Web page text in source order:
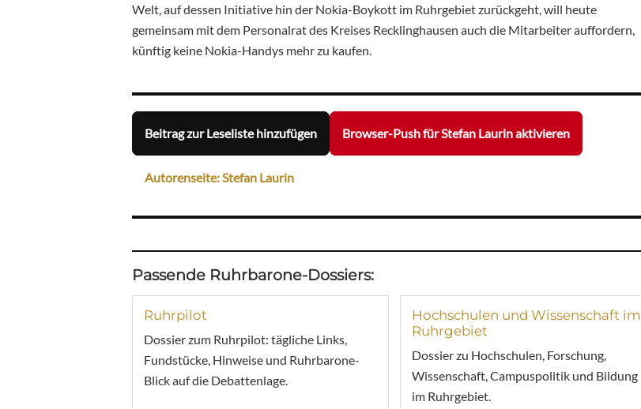
Welt, auf dessen Initiative hin der Nokia-Boykott im Ruhrgebiet zurückgeht, will heute
gemeinsam mit dem Personalrat des Kreises Recklinghausen auch die Mitarbeiter auffordern,
künftig keine Nokia-Handys mehr zu kaufen.
Beitrag zur Leseliste hinzufügen Browser-Push für Stefan Laurin aktivieren
Autorenseite: Stefan Laurin
Passende Ruhrbarone-Dossiers:
Ruhrpilot
Dossier zum Ruhrpilot: tägliche Links,
Fundstücke, Hinweise und Ruhrbarone-
Blick auf die Debattenlage.
Hochschulen und Wissenschaft im
Ruhrgebiet
Dossier zu Hochschulen, Forschung,
Wissenschaft, Campuspolitik und Bildung
im Ruhrgebiet.